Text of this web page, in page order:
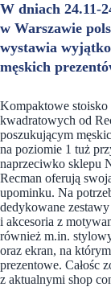
W dniach 24.11-
w Warszawie
wystawia
męskich
Kompaktowe
kwadratowych od
poszukującym
na poziomie 1 tuż
naprzeciwko sklepu
Recman oferują
upominku. Na
dedykowane
i akcesoria z
również m.in.
oraz ekran, na
prezentowe. Całośc
z aktualnymi shop